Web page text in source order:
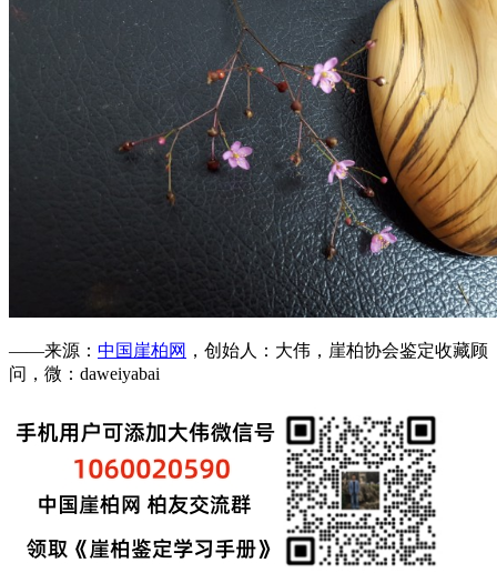
——来源： 中国崖柏网 ，创始人：大伟，崖柏协会鉴定收藏顾
问，微：daweiyabai